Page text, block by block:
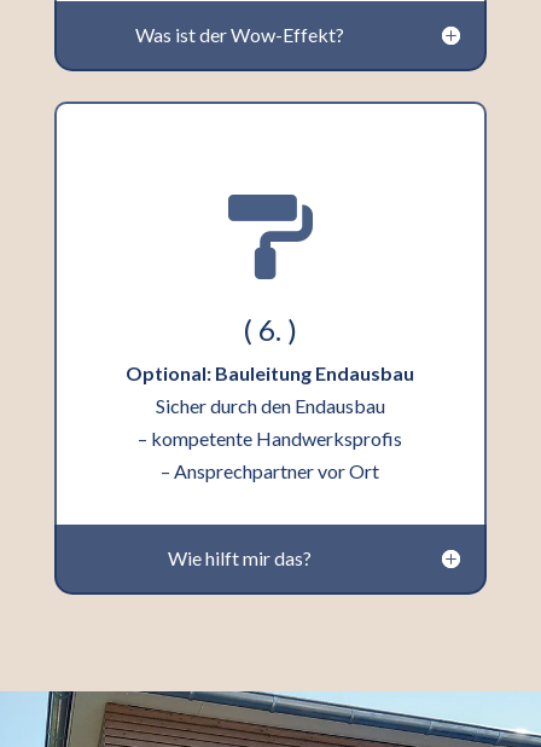
Was ist der Wow-Effekt?

( 6. )
Optional: Bauleitung Endausbau
Sicher durch den Endausbau
– kompetente Handwerksprofis
– Ansprechpartner vor Ort
Wie hilft mir das?